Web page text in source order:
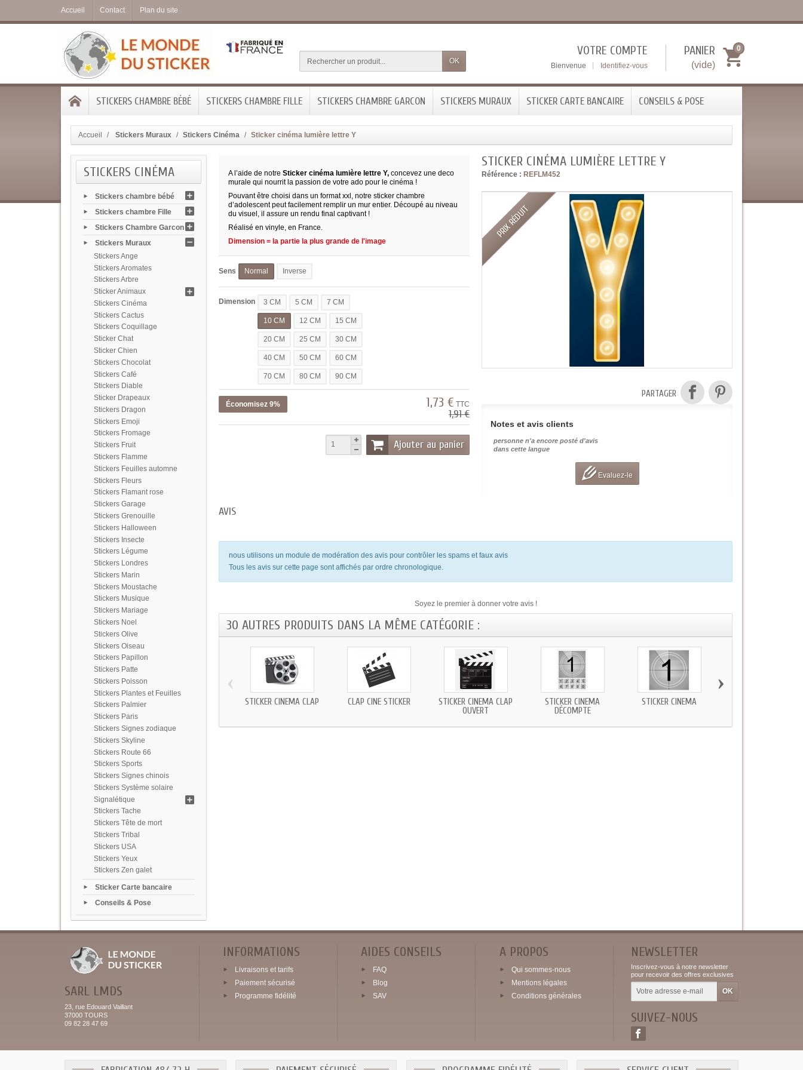
Accueil Contact Plan du site
OK
PANIER
(vide)
0
VOTRE COMPTE
Bienvenue Identifiez-vous
STICKERS CHAMBRE BÉBÉ STICKERS CHAMBRE FILLE STICKERS CHAMBRE GARCON STICKERS MURAUX STICKER CARTE BANCAIRE CONSEILS & POSE
Accueil Stickers Muraux Stickers Cinéma Sticker cinéma lumière lettre Y
STICKERS CINÉMA
Stickers chambre bébé
Stickers chambre Fille
Stickers Chambre Garcon
Stickers Muraux
Stickers Ange
Stickers Aromates
Stickers Arbre
Sticker Animaux
Stickers Cinéma
Stickers Cactus
Stickers Coquillage
Sticker Chat
Sticker Chien
Stickers Chocolat
Stickers Café
Stickers Diable
Sticker Drapeaux
Stickers Dragon
Stickers Emoji
Stickers Fromage
Stickers Fruit
Stickers Flamme
Stickers Feuilles automne
Stickers Fleurs
Stickers Flamant rose
Stickers Garage
Stickers Grenouille
Stickers Halloween
Stickers Insecte
Stickers Légume
Stickers Londres
Stickers Marin
Stickers Moustache
Stickers Musique
Stickers Mariage
Stickers Noel
Stickers Olive
Stickers Oiseau
Stickers Papillon
Stickers Patte
Stickers Poisson
Stickers Plantes et Feuilles
Stickers Palmier
Stickers Paris
Stickers Signes zodiaque
Stickers Skyline
Stickers Route 66
Stickers Sports
Stickers Signes chinois
Stickers Système solaire
Signalétique
Stickers Tache
Stickers Tête de mort
Stickers Tribal
Stickers USA
Stickers Yeux
Stickers Zen galet
Sticker Carte bancaire
Conseils & Pose
STICKER CINÉMA LUMIÈRE LETTRE Y
Référence : REFLM452
PRIX RÉDUIT
PARTAGER
Notes et avis clients
personne n'a encore posté d'avis
dans cette langue
Evaluez-le
A l’aide de notreSticker cinéma lumière lettre Y, concevez une deco
murale qui nourrit la passion de votre ado pour le cinéma !
Pouvant être choisi dans un format xxl, notre sticker chambre
d’adolescent peut facilement remplir un mur entier. Découpé au niveau
du visuel, il assure un rendu final captivant !
Réalisé en vinyle, en France.
Dimension = la partie la plus grande de l'image
Sens Normal Inverse
Dimension 3 CM 5 CM 7 CM
10 CM 12 CM 15 CM
20 CM 25 CM 30 CM
40 CM 50 CM 60 CM
70 CM 80 CM 90 CM
Économisez 9% 1,73 € TTC
1,91 €
Ajouter au panier
AVIS
nous utilisons un module de modération des avis pour contrôler les spams et faux avis
Tous les avis sur cette page sont affichés par ordre chronologique.
Soyez le premier à donner votre avis !
30 AUTRES PRODUITS DANS LA MÊME CATÉGORIE :
STICKER CINÉMA CLAP CLAP CINÉ STICKER
STICKER CINÉMA CLAP
OUVERT
STICKER CINÉMA
DÉCOMPTE
STICKER CINÉMA
‹ ›
SARL LMDS
23, rue Edouard Vaillant
37000 TOURS
09 82 28 47 69
INFORMATIONS
Livraisons et tarifs
Paiement sécurisé
Programme fidélité
AIDES CONSEILS
FAQ
Blog
SAV
A PROPOS
Qui sommes-nous
Mentions légales
Conditions générales
NEWSLETTER
Inscrivez-vous à notre newsletter
pour recevoir des offres exclusives
SUIVEZ-NOUS